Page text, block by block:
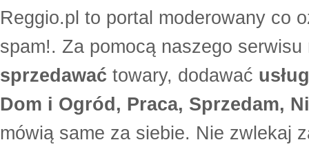
Reggio.pl to portal moderowany co
spam!. Za pomocą naszego
sprzedawać towary, dodawać
Dom i Ogród, Praca, Sprzedam,
mówią same za siebie. Nie zwlekaj